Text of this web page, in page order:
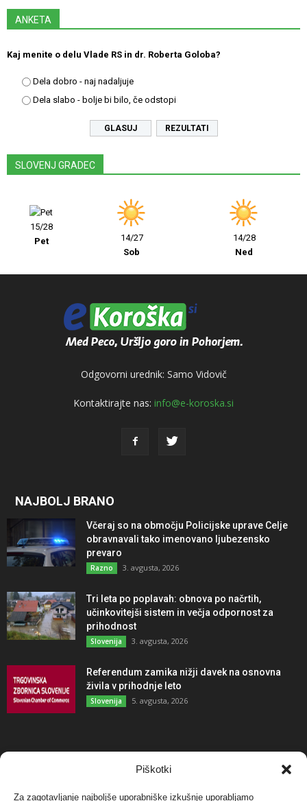
Piškotki
Za zagotavljanje najboljše uporabniške izkušnje uporabljamo
ANKETA
Kaj menite o delu Vlade RS in dr. Roberta Goloba?
Dela dobro - naj nadaljuje
Dela slabo - bolje bi bilo, če odstopi
REZULTATI
SLOVENJ GRADEC
15/28
Pet
14/27
Sob
14/28
Ned
Odgovorni urednik: Samo Vidovič
Kontaktirajte nas: info@e-koroska.si
NAJBOLJ BRANO
Včeraj so na območju Policijske uprave Celje
obravnavali tako imenovano ljubezensko
prevaro
Razno 3. avgusta, 2026
Tri leta po poplavah: obnova po načrtih,
učinkovitejši sistem in večja odpornost za
prihodnost
Slovenija 3. avgusta, 2026
Referendum zamika nižji davek na osnovna
živila v prihodnje leto
Slovenija 5. avgusta, 2026
NAJBOLJ KOMENTIRANO
Protest proti vetrnim elektrarnam na Ojstrici, v